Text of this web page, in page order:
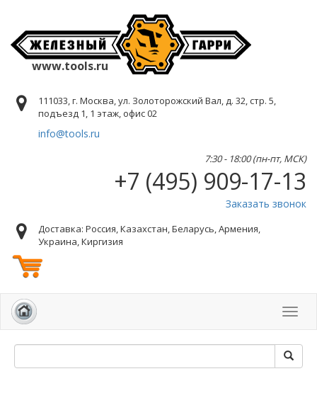
www.tools.ru
111033, г. Москва, ул. Золоторожский Вал, д. 32, стр. 5,
подъезд 1, 1 этаж, офис 02
info@tools.ru
7:30 - 18:00 (пн-пт, МСК)
+7 (495) 909-17-13
Заказать звонок
Доставка: Россия, Казахстан, Беларусь, Армения,
Украина, Киргизия